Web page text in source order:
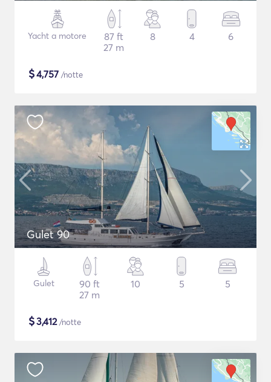
Yacht a motore
87 ft
27 m
8 4 6
$4,757 /notte
Gulet 90
Gulet
90 ft
27 m
10 5 5
$3,412/notte